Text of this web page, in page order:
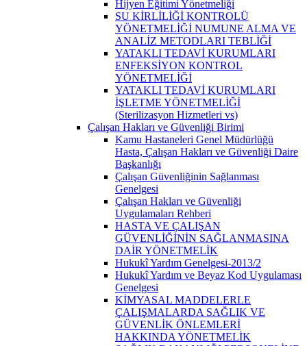
Hijyen Eğitimi Yönetmeliği
SU KİRLİLİĞİ KONTROLÜ
YÖNETMELİĞİ NUMUNE ALMA VE
ANALİZ METODLARI TEBLİĞİ
YATAKLI TEDAVİ KURUMLARI
ENFEKSİYON KONTROL
YÖNETMELİĞİ
YATAKLI TEDAVİ KURUMLARI
İŞLETME YÖNETMELİĞİ
(Sterilizasyon Hizmetleri vs)
Çalışan Hakları ve Güvenliği Birimi
Kamu Hastaneleri Genel Müdürlüğü
Hasta, Çalışan Hakları ve Güvenliği Daire
Başkanlığı
Çalışan Güvenliğinin Sağlanması
Genelgesi
Çalışan Hakları ve Güvenliği
Uygulamaları Rehberi
HASTA VE ÇALIŞAN
GÜVENLİĞİNİN SAĞLANMASINA
DAİR YÖNETMELİK
Hukukî Yardım Genelgesi-2013/2
Hukukî Yardım ve Beyaz Kod Uygulaması
Genelgesi
KİMYASAL MADDELERLE
ÇALIŞMALARDA SAĞLIK VE
GÜVENLİK ÖNLEMLERİ
HAKKINDA YÖNETMELİK